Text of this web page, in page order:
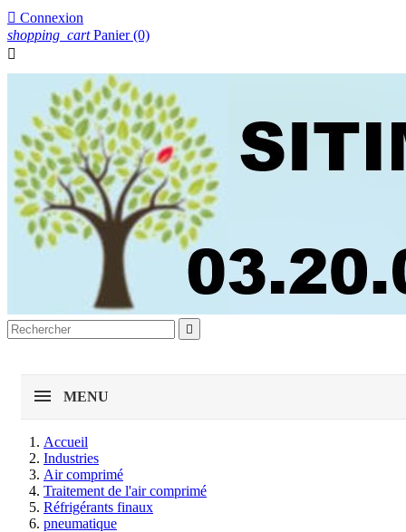
 Connexion
shopping_cart Panier (0)


MENU
Accueil
Industries
Air comprimé
Traitement de l'air comprimé
Réfrigérants finaux
pneumatique